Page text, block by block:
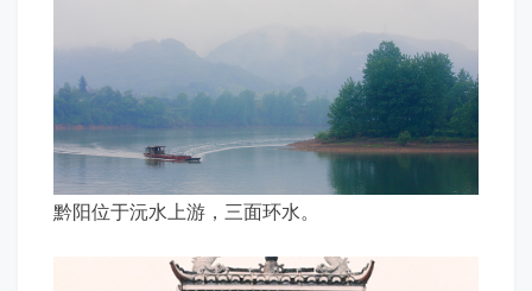
黔阳位于沅水上游，三面环水。